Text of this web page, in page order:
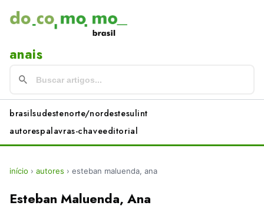
anais
brasilsudestenorte/nordestesulint
autorespalavras-chaveeditorial
início › autores › esteban maluenda, ana
Esteban Maluenda, Ana